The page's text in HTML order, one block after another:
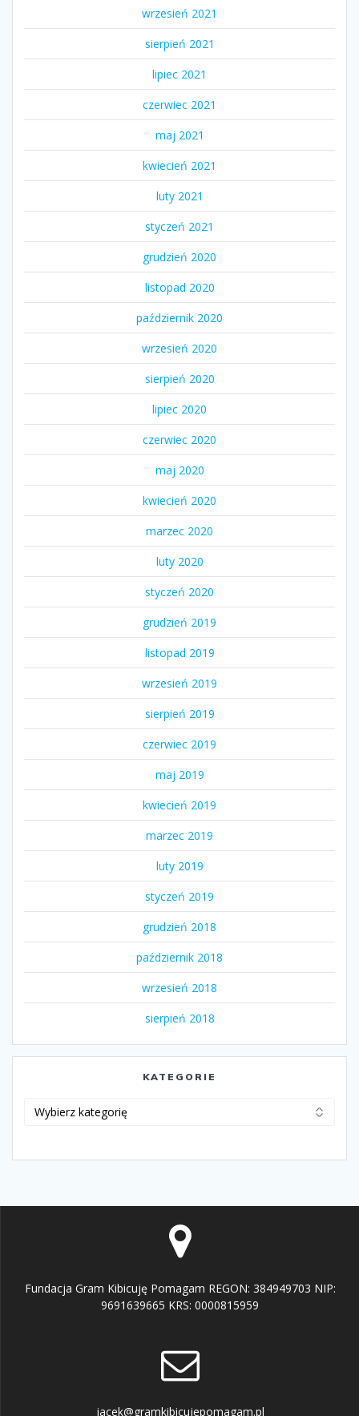
wrzesień 2021
sierpień 2021
lipiec 2021
czerwiec 2021
maj 2021
kwiecień 2021
luty 2021
styczeń 2021
grudzień 2020
listopad 2020
październik 2020
wrzesień 2020
sierpień 2020
lipiec 2020
czerwiec 2020
maj 2020
kwiecień 2020
marzec 2020
luty 2020
styczeń 2020
grudzień 2019
listopad 2019
wrzesień 2019
sierpień 2019
czerwiec 2019
maj 2019
kwiecień 2019
marzec 2019
luty 2019
styczeń 2019
grudzień 2018
październik 2018
wrzesień 2018
sierpień 2018
KATEGORIE
Fundacja Gram Kibicuję Pomagam REGON: 384949703 NIP:
9691639665 KRS: 0000815959
jacek@gramkibicujepomagam.pl